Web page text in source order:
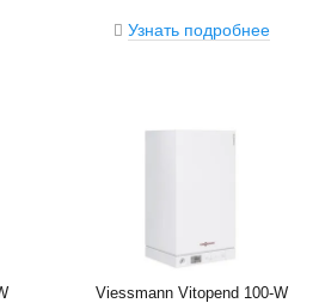
Узнать подробнее
Viessmann Vitopend 100-W